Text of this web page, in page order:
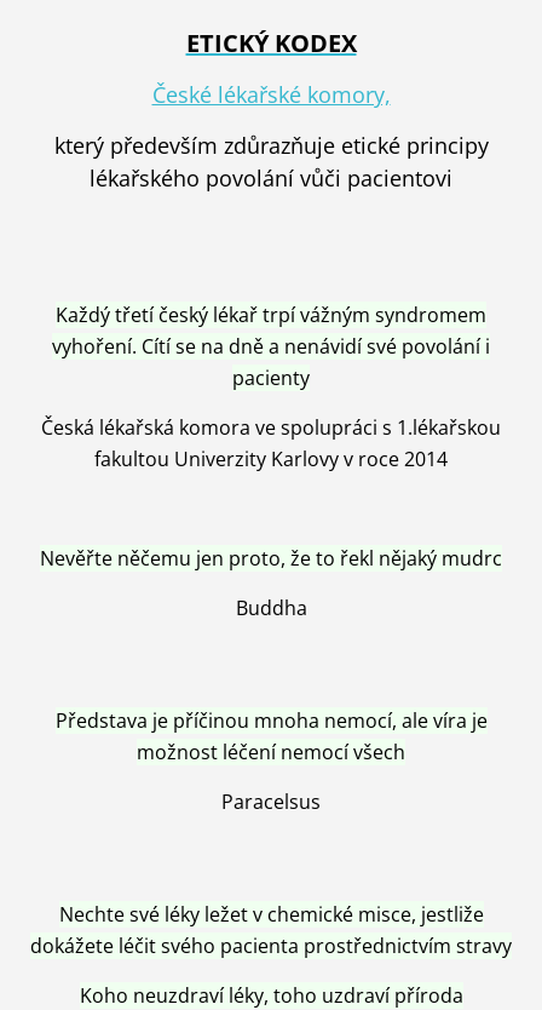
ETICKÝ KODEX
České lékařské komory,
který především zdůrazňuje etické principy
lékařského povolání vůči pacientovi
Každý třetí český lékař trpí vážným syndromem
vyhoření. Cítí se na dně a nenávidí své povolání i
pacienty
Česká lékařská komora ve spolupráci s 1.lékařskou
fakultou Univerzity Karlovy v roce 2014
Nevěřte něčemu jen proto, že to řekl nějaký mudrc
Buddha
Představa je příčinou mnoha nemocí, ale víra je
možnost léčení nemocí všech
Paracelsus
Nechte své léky ležet v chemické misce, jestliže
dokážete léčit svého pacienta prostřednictvím stravy
Koho neuzdraví léky, toho uzdraví příroda